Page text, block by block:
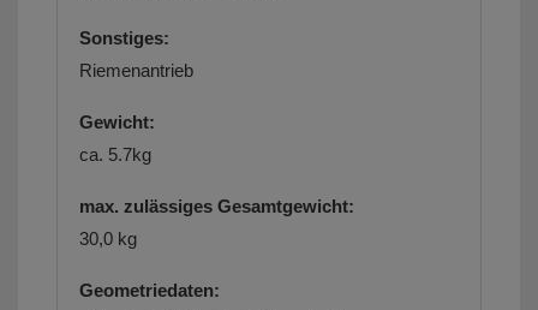
Sonstiges:
Riemenantrieb
Gewicht:
ca. 5.7kg
max. zulässiges Gesamtgewicht:
30,0 kg
Geometriedaten: